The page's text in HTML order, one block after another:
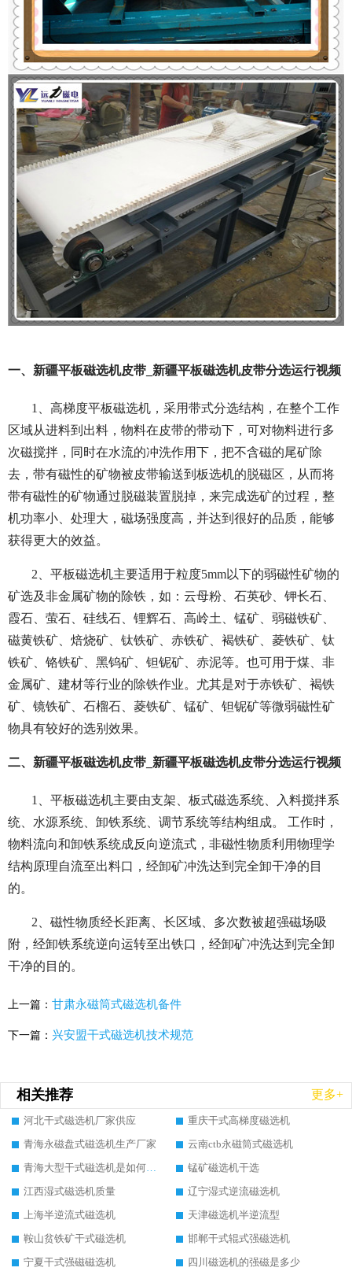
一、新疆平板磁选机皮带_新疆平板磁选机皮带分选运行视频
1、高梯度平板磁选机，采用带式分选结构，在整个工作
区域从进料到出料，物料在皮带的带动下，可对物料进行多
次磁搅拌，同时在水流的冲洗作用下，把不含磁的尾矿除
去，带有磁性的矿物被皮带输送到板选机的脱磁区，从而将
带有磁性的矿物通过脱磁装置脱掉，来完成选矿的过程，整
机功率小、处理大，磁场强度高，并达到很好的品质，能够
获得更大的效益。
2、平板磁选机主要适用于粒度5mm以下的弱磁性矿物的
矿选及非金属矿物的除铁，如：云母粉、石英砂、钾长石、
霞石、萤石、硅线石、锂辉石、高岭土、锰矿、弱磁铁矿、
磁黄铁矿、焙烧矿、钛铁矿、赤铁矿、褐铁矿、菱铁矿、钛
铁矿、铬铁矿、黑钨矿、钽铌矿、赤泥等。也可用于煤、非
金属矿、建材等行业的除铁作业。尤其是对于赤铁矿、褐铁
矿、镜铁矿、石榴石、菱铁矿、锰矿、钽铌矿等微弱磁性矿
物具有较好的选别效果。
二、新疆平板磁选机皮带_新疆平板磁选机皮带分选运行视频
1、平板磁选机主要由支架、板式磁选系统、入料搅拌系
统、水源系统、卸铁系统、调节系统等结构组成。 工作时，
物料流向和卸铁系统成反向逆流式，非磁性物质利用物理学
结构原理自流至出料口，经卸矿冲洗达到完全卸干净的目
的。
2、磁性物质经长距离、长区域、多次数被超强磁场吸
附，经卸铁系统逆向运转至出铁口，经卸矿冲洗达到完全卸
干净的目的。
上一篇： 甘肃永磁筒式磁选机备件
下一篇： 兴安盟干式磁选机技术规范
相关推荐 更多+
河北干式磁选机厂家供应
重庆干式高梯度磁选机
青海永磁盘式磁选机生产厂家
云南ctb永磁筒式磁选机
青海大型干式磁选机是如何选矿的
锰矿磁选机干选
江西湿式磁选机质量
辽宁湿式逆流磁选机
上海半逆流式磁选机
天津磁选机半逆流型
鞍山贫铁矿干式磁选机
邯郸干式辊式强磁选机
宁夏干式强磁磁选机
四川磁选机的强磁是多少